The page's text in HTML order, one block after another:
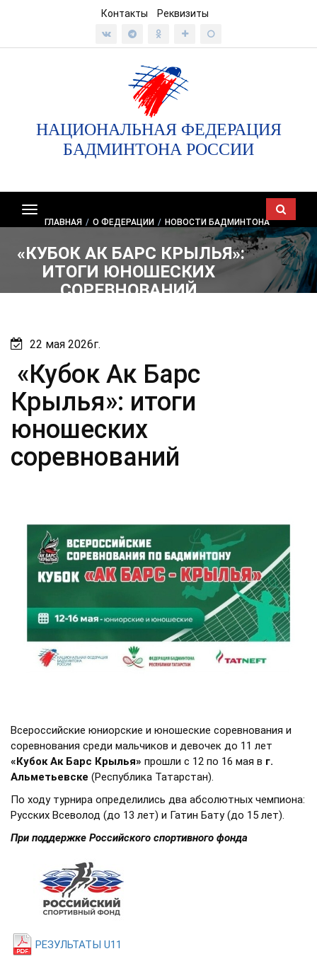
Контакты Реквизиты
НАЦИОНАЛЬНАЯ ФЕДЕРАЦИЯ
БАДМИНТОНА РОССИИ
Показать/
скрыть
ГЛАВНАЯ / О ФЕДЕРАЦИИ / НОВОСТИ БАДМИНТОНА
«КУБОК АК БАРС КРЫЛЬЯ»:
ИТОГИ ЮНОШЕСКИХ
СОРЕВНОВАНИЙ
22 мая 2026г.
«Кубок Ак Барс
Крылья»: итоги
юношеских
соревнований
Всероссийские юниорские и юношеские соревнования и
соревнования среди мальчиков и девочек до 11 лет
«Кубок Ак Барс Крылья» прошли с 12 по 16 мая в г.
Альметьевске (Республика Татарстан).
По ходу турнира определились два абсолютных чемпиона:
Русских Всеволод (до 13 лет) и Гатин Бату (до 15 лет).
При поддержке Российского спортивного фонда
РЕЗУЛЬТАТЫ U11